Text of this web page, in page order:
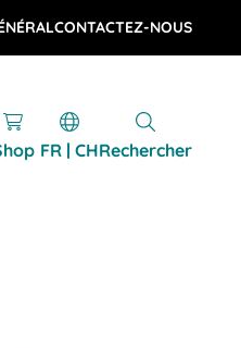
CONTACTEZ-NOUS
FR | CHRechercher